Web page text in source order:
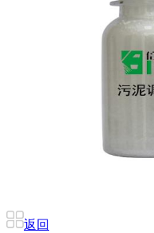
返回